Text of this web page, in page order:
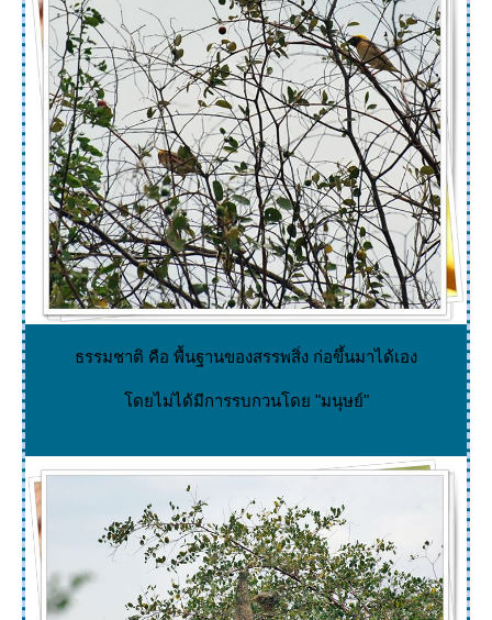
ธรรมชาติ คือ พื้นฐานของสรรพสิ่ง ก่อขึ้นมาได้เอง
ดยไม่ได้มีการรบกวนโดย "มนุษย์"